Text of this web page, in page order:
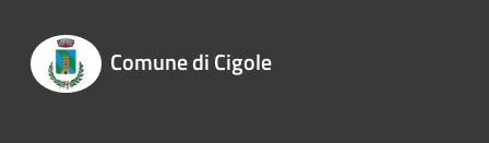
Comune di Cigole